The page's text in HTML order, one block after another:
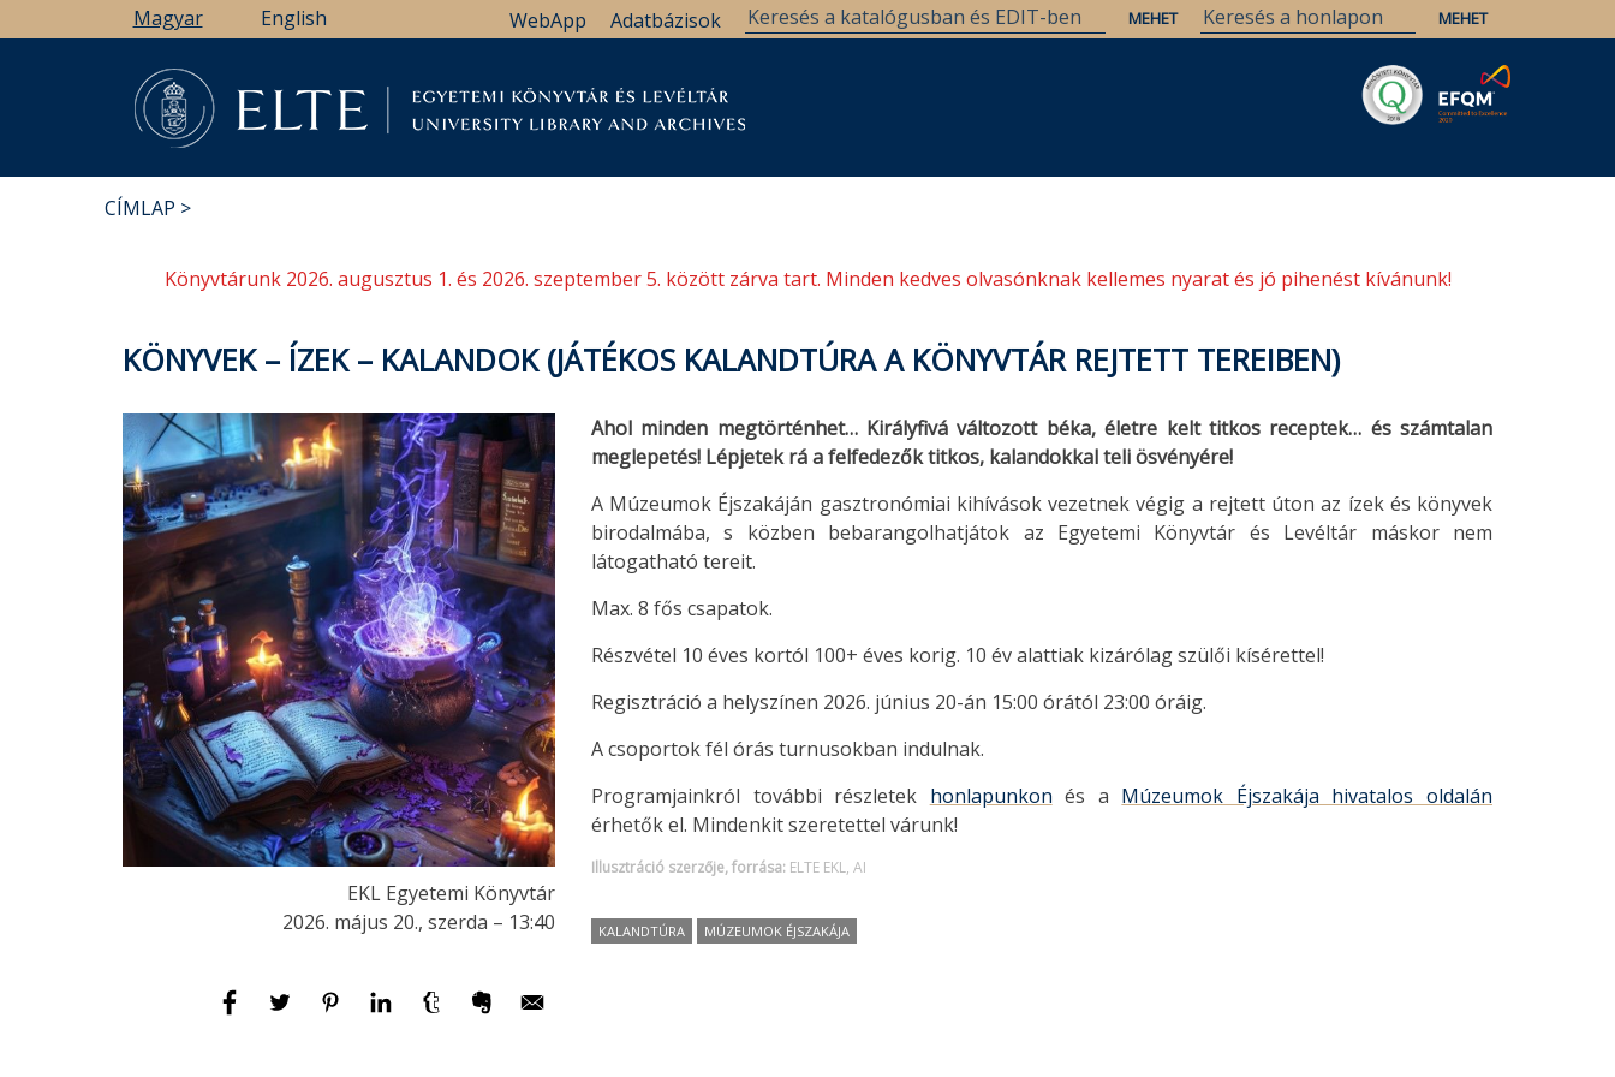
a
Magyar English Adatbázisok
WebApp
CÍMLAP
Könyvtárunk 2026. augusztus 1. és 2026. szeptember 5. között zárva tart. Minden kedves olvasónknak kellemes nyarat és jó pihenést kívánunk!
KÖNYVEK – ÍZEK – KALANDOK (JÁTÉKOS KALANDTÚRA A KÖNYVTÁR REJTETT TEREIBEN)
EKL Egyetemi Könyvtár
2026. május 20., szerda – 13:40
Ahol minden megtörténhet… Királyfivá változott béka, életre kelt titkos receptek… és számtalan
meglepetés! Lépjetek rá a felfedezők titkos, kalandokkal teli ösvényére!
A Múzeumok Éjszakáján gasztronómiai kihívások vezetnek végig a rejtett úton az ízek és könyvek
birodalmába, s közben bebarangolhatjátok az Egyetemi Könyvtár és Levéltár máskor nem
látogatható tereit.
Max. 8 fős csapatok.
Részvétel 10 éves kortól 100+ éves korig. 10 év alattiak kizárólag szülői kísérettel!
Regisztráció a helyszínen 2026. június 20-án 15:00 órától 23:00 óráig.
A csoportok fél órás turnusokban indulnak.
Programjainkról további részletek honlapunkon és a Múzeumok Éjszakája hivatalos oldalán
érhetők el. Mindenkit szeretettel várunk!
Illusztráció szerzője, forrása: ELTE EKL, AI
KALANDTÚRA MÚZEUMOK ÉJSZAKÁJA